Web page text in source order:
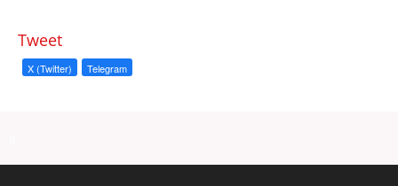
Tweet
X (Twitter) Telegram